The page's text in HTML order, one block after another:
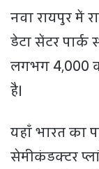
नवा रायपुर में
डेटा सेंटर पार्क
लगभग 4,000
है।
यहाँ भारत का
सेमीकंडक्टर